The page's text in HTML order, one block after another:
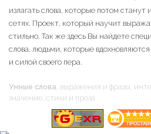
излагать слова, которые потом станут
сетях. Проект, который научит
стильно. Так же здесь Вы найдете
слова, людьми, которые
и силой своего пера.
Умные слова , выражения и фразы,
значение, стихи и проза